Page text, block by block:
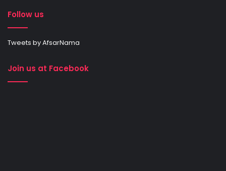
Follow us
Tweets by AfsarNama
Join us at Facebook